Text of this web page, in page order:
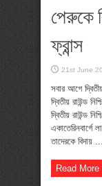
পেরুকে
ফ্রান্স
21st June
সবার আগে
দ্বিতীয় রাউন্ড
দ্বিতীয় রাউন্ড
একাতেরিনবার্গে
তাদেরকে বিদায় ...
Read More